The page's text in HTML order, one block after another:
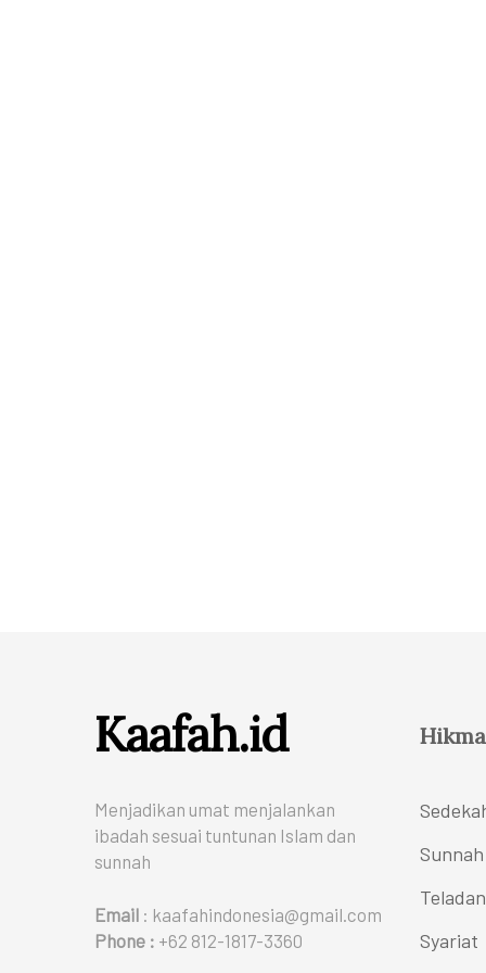
Kaafah.id
Menjadikan umat menjalankan
ibadah sesuai tuntunan Islam dan
sunnah
Email : kaafahindonesia@gmail.com
Phone : +62 812-1817-3360
Sunnah
Teladan
Syariat